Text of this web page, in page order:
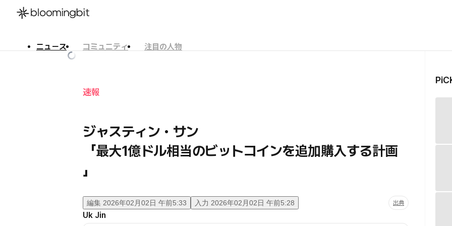
ニュース コミュニティ
注目の人物
速報
ジャスティン・サン
「最大1億ドル相当のビットコインを追加購入する計画
」
編集 2026年02月02日 午前5:33 入力 2026年02月02日 午前5:28 出典
Uk Jin